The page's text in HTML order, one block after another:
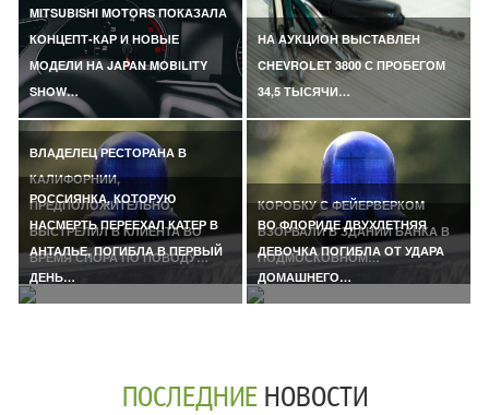
MITSUBISHI MOTORS ПОКАЗАЛА
КОНЦЕПТ-КАР И НОВЫЕ
МОДЕЛИ НА JAPAN MOBILITY
SHOW…
НА АУКЦИОН ВЫСТАВЛЕН
CHEVROLET 3800 С ПРОБЕГОМ
34,5 ТЫСЯЧИ…
ВЛАДЕЛЕЦ РЕСТОРАНА В
КАЛИФОРНИИ,
ПРЕДПОЛОЖИТЕЛЬНО,
ВЫСТРЕЛИЛ В КЛИЕНТА ВО
ВРЕМЯ СПОРА ПО ПОВОДУ…
КОРОБКУ С ФЕЙЕРВЕРКОМ
ВЗОРВАЛИ В ЗДАНИИ БАНКА В
ПОДМОСКОВНОМ…
РОССИЯНКА, КОТОРУЮ
НАСМЕРТЬ ПЕРЕЕХАЛ КАТЕР В
АНТАЛЬЕ, ПОГИБЛА В ПЕРВЫЙ
ДЕНЬ…
ВО ФЛОРИДЕ ДВУХЛЕТНЯЯ
ДЕВОЧКА ПОГИБЛА ОТ УДАРА
ДОМАШНЕГО…
ПОСЛЕДНИЕ НОВОСТИ